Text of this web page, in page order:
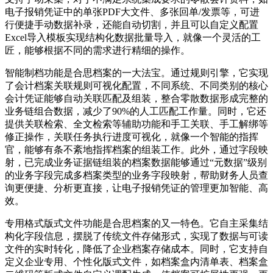
电子报销凭证中的单张PDF大文件、多张回单/发票等，可进
行便捷手动数据补录，还能自动切割，并且可以自定义配置
Excel导入模板实现结构化数据批量导入，就像一个灵活的工
匠，能够根据不同的需求进行精细的操作。
智能制档功能是合思档案的一大法宝。通过规则引擎，它实现
了会计档案关联规则可视化配置，不同系统、不同类别的核心
会计凭证能够自动关联匹配及组装，整合零散数据形成完整的
业务链组合数据，减少了90%的人工匹配工作量。同时，它还
提供关联检索、全文检索等辅助功能和手工关联、手工解绑等
修正操作，关联任务执行进度可视化，就像一个智能的指挥
官，能够有条不紊地指挥档案的组装工作。此外，通过字段映
射，已完成业务证据链组装的档案数据能够通过“元数据”级别
的业务字段完成多档案类型的业务字段映射，帮助财务人员查
询更便捷、分析更直接，让电子报销凭证的管理更加智能、高
效。
专用格式版式文件功能是合思档案的又一特色。它自主采集结
构化字段信息，摆脱了传统文件存储形式，实现了数据与可读
文件的实时转化，降低了企业档案存储成本。同时，它支持自
定义企业专用、个性化版式文件，如档案盒内清单表、档案盒